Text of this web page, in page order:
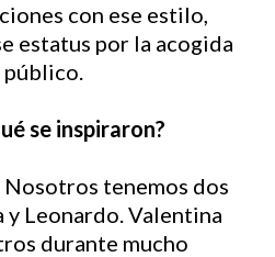
con ese estilo,
estatus por la acogida
público.
se inspiraron?
Nosotros tenemos dos
Leonardo. Valentina
durante mucho